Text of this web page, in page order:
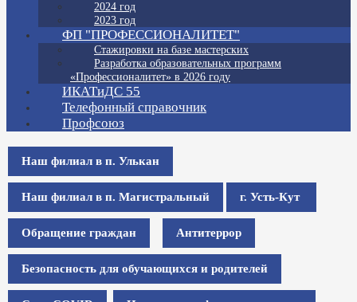
2024 год
2023 год
ФП "ПРОФЕССИОНАЛИТЕТ"
Стажировки на базе мастерских
Разработка образовательных программ
«Профессионалитет» в 2026 году
ИКАТиДС 55
Телефонный справочник
Профсоюз
Наш филиал в п. Улькан
Наш филиал в п. Магистральный г. Усть-Кут
Обращение граждан Антитеррор
Безопасность для обучающихся и родителей